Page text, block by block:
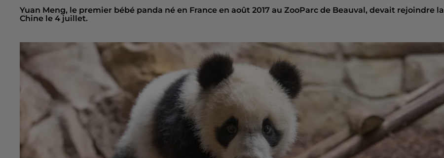
Yuan Meng, le premier bébé panda né en France en août 2017 au ZooParc de Beauval, devait rejoindre la
Chine le 4 juillet.